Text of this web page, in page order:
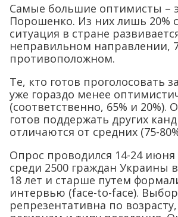
Самые большие оптимисты –
Порошенко. Из них лишь 20%
ситуация в стране
неправильном направлении,
противоположном.
Те, кто готов проголосовать
уже гораздо менее
(соответственно, 65% и 20%).
готов поддержать других
отличаются от средних (75-
Опрос проводился 14-24 июня
среди 2500 граждан Украины
18 лет и старше путем
интервью (face-to-face).
репрезентативна по